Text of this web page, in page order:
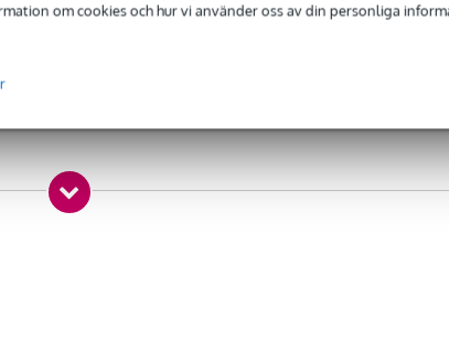
om cookies och hur vi använder oss av din personliga
0,8 cm